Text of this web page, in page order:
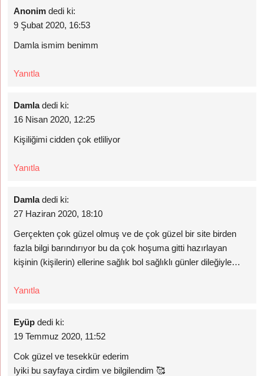
Anonim dedi ki:
9 Şubat 2020, 16:53
Damla ismim benimm
Yanıtla
Damla dedi ki:
16 Nisan 2020, 12:25
Kişiliğimi cidden çok etliliyor
Yanıtla
Damla dedi ki:
27 Haziran 2020, 18:10
Gerçekten çok güzel olmuş ve de çok güzel bir site birden
fazla bilgi barındırıyor bu da çok hoşuma gitti hazırlayan
kişinin (kişilerin) ellerine sağlık bol sağlıklı günler dileğiyle…
Yanıtla
Eyüp dedi ki:
19 Temmuz 2020, 11:52
Cok güzel ve tesekkür ederim
Iyiki bu sayfaya cirdim ve bilgilendim 🥰